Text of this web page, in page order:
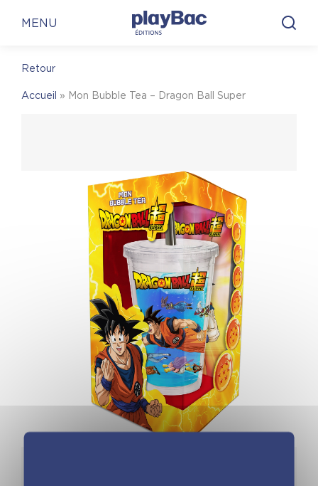
MENU
Retour
Accueil » Mon Bubble Tea – Dragon Ball Super
En librairie En ligne
Place des Libraires
Panneau de gestion des cookies